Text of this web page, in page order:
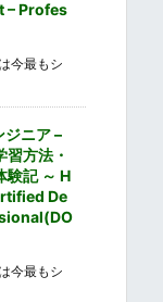
– Profes
今最もシ
ジニア –
方法・
験記 ～ H
De
今最もシ